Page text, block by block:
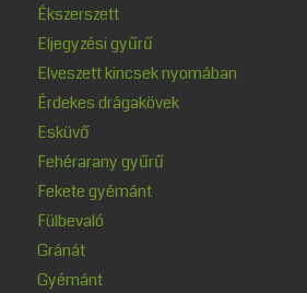
Ékszerszett
Eljegyzési gyűrű
Elveszett kincsek nyomában
Érdekes drágakövek
Esküvő
Fehérarany gyűrű
Fekete gyémánt
Fülbevaló
Gránát
Gyémánt